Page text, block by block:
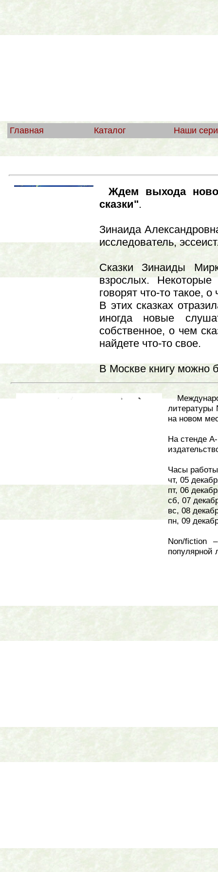
Главная Каталог Наши
Ждем выхода
сказки".
Зинаида
исследователь,
Сказки Зинаиды
взрослых.
говорят что-то такое,
В этих сказках
иногда новые
собственное, о чем
найдете что-то свое.
В Москве книгу можно
литературы
на новом
На стенде
Часы
чт, 05
пт, 06
сб, 07
вс, 08
пн, 09
Non/fiction
популярной